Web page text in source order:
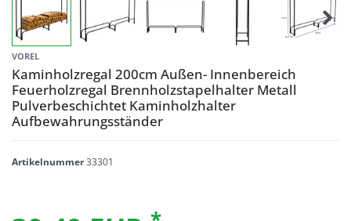
VOREL
Kaminholzregal 200cm Außen- Innenbereich
Feuerholzregal Brennholzstapelhalter Metall
Pulverbeschichtet Kaminholzhalter
Aufbewahrungsständer
Artikelnummer33301